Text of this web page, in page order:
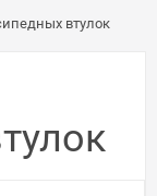
втулок